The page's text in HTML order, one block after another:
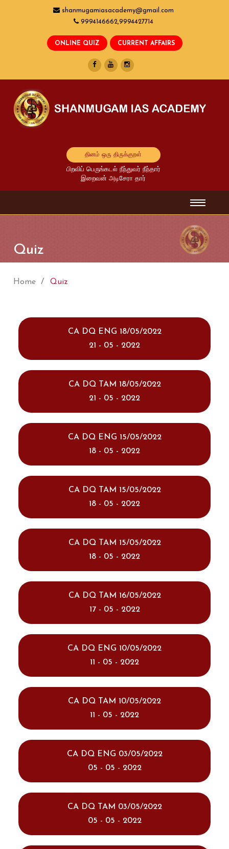
shanmugamiasacademy@gmail.com
9994146662,9994427714
தினம் ஒரு திருக்குறள்
பிறவிப் பெருங்கடல் நீந்துவர் நீந்தார்
இறைவன் அடிசேரா தார்
Quiz
Home Quiz
CA DQ ENG 18/05/2022
21 - 05 - 2022
CA DQ TAM 18/05/2022
21 - 05 - 2022
CA DQ ENG 15/05/2022
18 - 05 - 2022
CA DQ TAM 15/05/2022
18 - 05 - 2022
CA DQ TAM 15/05/2022
18 - 05 - 2022
CA DQ TAM 16/05/2022
17 - 05 - 2022
CA DQ ENG 10/05/2022
11 - 05 - 2022
CA DQ TAM 10/05/2022
11 - 05 - 2022
CA DQ ENG 03/05/2022
05 - 05 - 2022
CA DQ TAM 03/05/2022
05 - 05 - 2022